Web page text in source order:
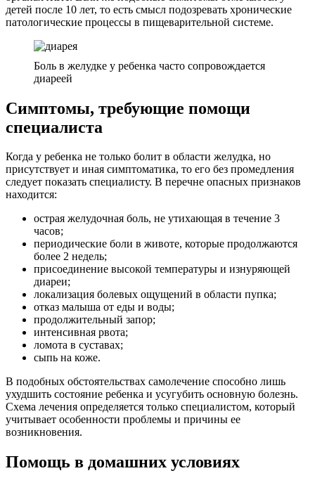
детей после 10 лет, то есть смысл подозревать хронические
патологические процессы в пищеварительной системе.
Боль в желудке у ребенка часто сопровождается
диареей
Симптомы, требующие помощи
специалиста
Когда у ребенка не только болит в области желудка, но
присутствует и иная симптоматика, то его без промедления
следует показать специалисту. В перечне опасных признаков
находится:
острая желудочная боль, не утихающая в течение 3
часов;
периодические боли в животе, которые продолжаются
более 2 недель;
присоединение высокой температуры и изнуряющей
диареи;
локализация болевых ощущений в области пупка;
отказ малыша от еды и воды;
продолжительный запор;
интенсивная рвота;
ломота в суставах;
сыпь на коже.
В подобных обстоятельствах самолечение способно лишь
ухудшить состояние ребенка и усугубить основную болезнь.
Схема лечения определяется только специалистом, который
учитывает особенности проблемы и причины ее
возникновения.
Помощь в домашних условиях